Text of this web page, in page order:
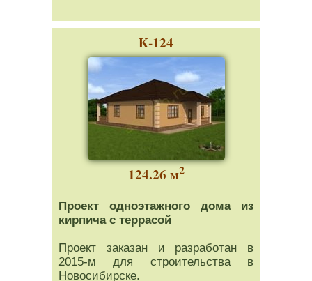
К-124
124.26 м2
Проект одноэтажного дома из
кирпича с террасой
Проект заказан и разработан в
2015-м для строительства в
Новосибирске.